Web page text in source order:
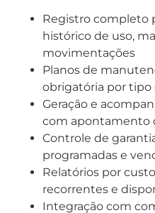
Registro completo
histórico de uso,
movimentações
Planos de
obrigatória por tipo
Geração e
com apontamento
Controle de
programadas e
Relatórios por
recorrentes e
Integração com